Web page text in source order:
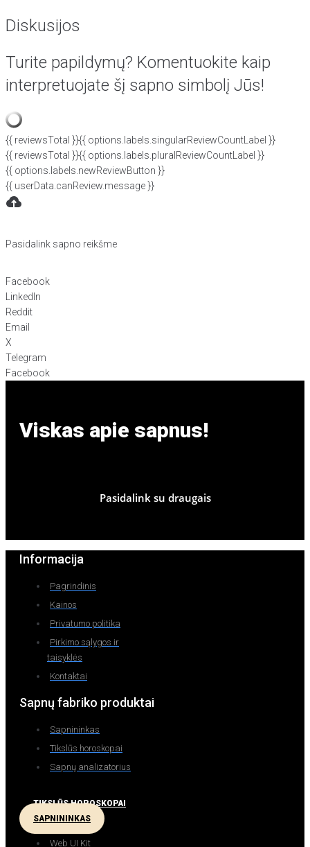
Diskusijos
Turite papildymų? Komentuokite kaip
interpretuojate šį sapno simbolį Jūs!
{{ reviewsTotal }}{{ options.labels.singularReviewCountLabel }}
{{ reviewsTotal }}{{ options.labels.pluralReviewCountLabel }}
{{ options.labels.newReviewButton }}
{{ userData.canReview.message }}
Pasidalink sapno reikšme
Facebook
LinkedIn
Reddit
Email
X
Telegram
Facebook
Viskas apie sapnus!
Pasidalink su draugais
Informacija
Pagrindinis
Kainos
Privatumo politika
Pirkimo sąlygos ir
taisyklės
Kontaktai
Sapnų fabriko produktai
Sapnininkas
Tikslūs horoskopai
Sapnų analizatorius
TIKSLŪS HOROSKOPAI
SAPNININKAS
Web UI Kit